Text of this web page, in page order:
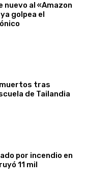
nuevo al «Amazon
golpea el
muertos tras
de Tailandia
por incendio en
11 mil